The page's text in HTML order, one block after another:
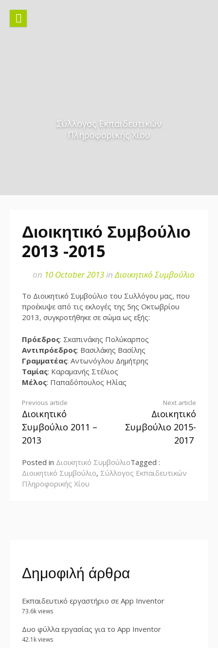
content
Σύλλογος Εκπαιδευτικών
Πληροφορικής Χίου
Διοικητικό Συμβούλιο
2013 -2015
on 10 October 2013inΔιοικητικό Συμβούλιο
Το Διοικητικό Συμβούλιο του Συλλόγου μας, που
προέκυψε από τις εκλογές της 5ης Οκτωβρίου
2013, συγκροτήθηκε σε σώμα ως εξής:
Πρόεδρος: Σκαπινάκης Πολύκαρπος
Αντιπρόεδρος: Βασιλάκης Βασίλης
Γραμματέας: Αντωνόγλου Δημήτρης
Ταμίας: Καραμανής Στέλιος
Μέλος: Παπαδόπουλος Ηλίας
Continue
Reading
Previous article
Διοικητικό
Συμβούλιο 2011 –
2013
Next article
Διοικητικό
Συμβούλιο 2015-
2017
Posted in Διοικητικό ΣυμβούλιοTagged :
Διοικητικό Συμβούλιο, Σύλλογος Εκπαιδευτικών
Πληροφορικής Χίου
Δημοφιλή άρθρα
Εκπαιδευτικό εργαστήριο σε App Inventor
73.6k views
Δυο φύλλα εργασίας για το App Inventor
42.1k views